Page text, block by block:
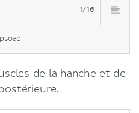
1/16
de la hanche et de